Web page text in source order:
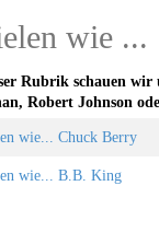
wie ...
Rubrik schauen wir
Robert Johnson
wie... Chuck Berry
wie... B.B. King